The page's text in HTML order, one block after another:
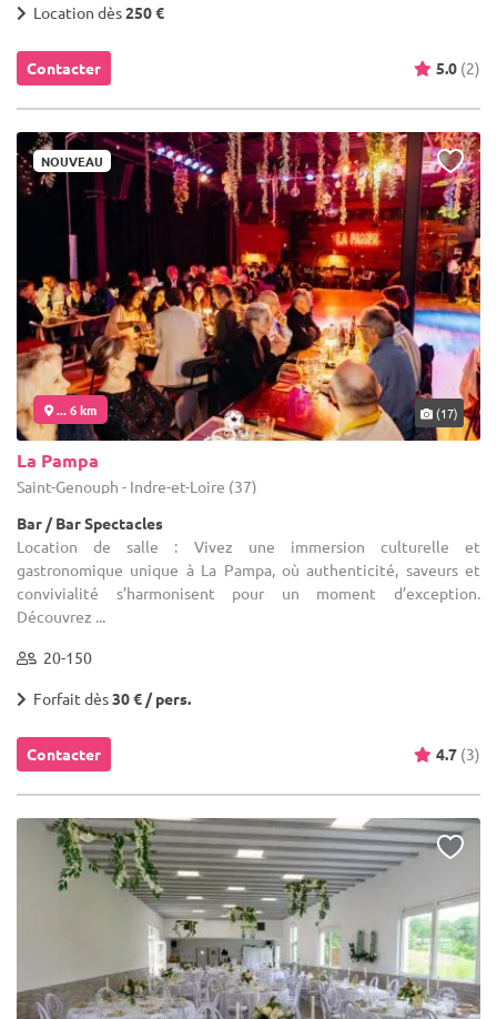
Location dès250 €
Contacter 5.0 (2)
NOUVEAU
... 6 km (17)
La Pampa
Saint-Genouph - Indre-et-Loire (37)
Bar / Bar Spectacles
Location de salle : Vivez une immersion culturelle et
gastronomique unique à La Pampa, où authenticité, saveurs et
convivialité s’harmonisent pour un moment d’exception.
Découvrez ...
20-150
Forfait dès30 € / pers.
Contacter 4.7 (3)